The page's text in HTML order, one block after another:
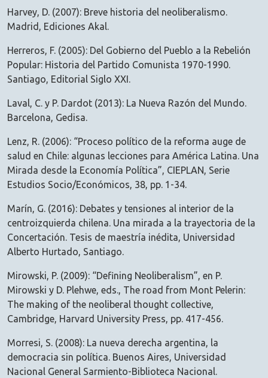
Harvey, D. (2007): Breve historia del neoliberalismo.
Madrid, Ediciones Akal.
Herreros, F. (2005): Del Gobierno del Pueblo a la Rebelión
Popular: Historia del Partido Comunista 1970-1990.
Santiago, Editorial Siglo XXI.
Laval, C. y P. Dardot (2013): La Nueva Razón del Mundo.
Barcelona, Gedisa.
Lenz, R. (2006): “Proceso político de la reforma auge de
salud en Chile: algunas lecciones para América Latina. Una
Mirada desde la Economía Política”, CIEPLAN, Serie
Estudios Socio/Económicos, 38, pp. 1-34.
Marín, G. (2016): Debates y tensiones al interior de la
centroizquierda chilena. Una mirada a la trayectoria de la
Concertación. Tesis de maestría inédita, Universidad
Alberto Hurtado, Santiago.
Mirowski, P. (2009): “Defining Neoliberalism”, en P.
Mirowski y D. Plehwe, eds., The road from Mont Pelerin:
The making of the neoliberal thought collective,
Cambridge, Harvard University Press, pp. 417-456.
Morresi, S. (2008): La nueva derecha argentina, la
democracia sin política. Buenos Aires, Universidad
Nacional General Sarmiento-Biblioteca Nacional.